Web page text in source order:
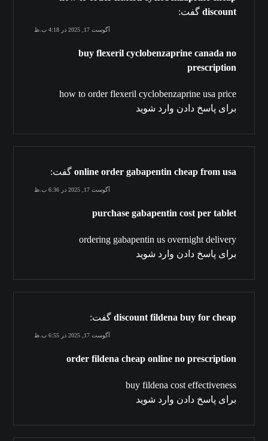
discount گفت:
آگوست 17, 2025 در 4:18 ب.ظ
buy flexeril cyclobenzaprine canada no
prescription
how to order flexeril cyclobenzaprine usa price
برای پاسخ دادن وارد شوید
online order gabapentin cheap from usa گفت:
آگوست 17, 2025 در 6:36 ب.ظ
purchase gabapentin cost per tablet
ordering gabapentin us overnight delivery
برای پاسخ دادن وارد شوید
discount fildena buy for cheap گفت:
آگوست 17, 2025 در 6:55 ب.ظ
order fildena cheap online no prescription
buy fildena cost effectiveness
برای پاسخ دادن وارد شوید